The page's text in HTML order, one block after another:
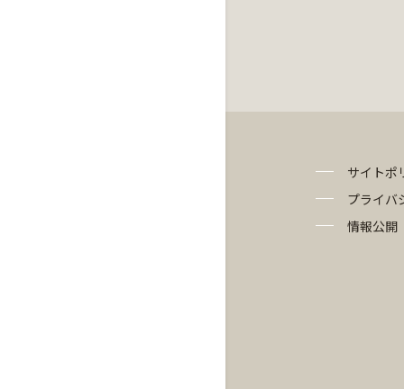
サイトポ
プライバ
情報公開